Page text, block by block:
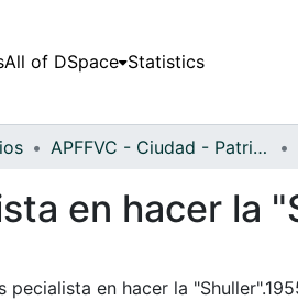
All of DSpace Statistics
APFFVC - Ciudad - Patrimonial
en hacer la
en hacer la